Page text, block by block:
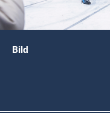
Bild